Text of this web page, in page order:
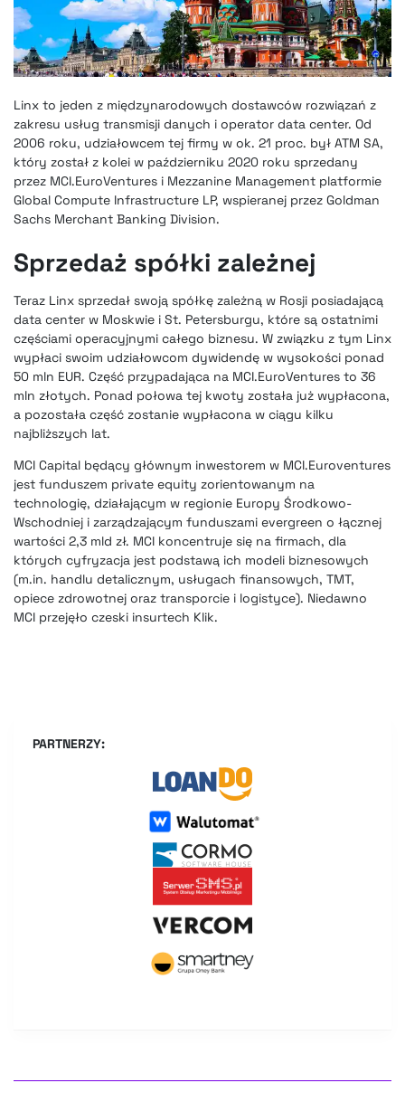
Linx to jeden z międzynarodowych dostawców rozwiązań z
zakresu usług transmisji danych i operator data center. Od
2006 roku, udziałowcem tej firmy w ok. 21 proc. był ATM SA,
który został z kolei w październiku 2020 roku sprzedany
przez MCI.EuroVentures i Mezzanine Management platformie
Global Compute Infrastructure LP, wspieranej przez Goldman
Sachs Merchant Banking Division.
Sprzedaż spółki zależnej
Teraz Linx sprzedał swoją spółkę zależną w Rosji posiadającą
data center w Moskwie i St. Petersburgu, które są ostatnimi
częściami operacyjnymi całego biznesu. W związku z tym Linx
wypłaci swoim udziałowcom dywidendę w wysokości ponad
50 mln EUR. Część przypadająca na MCI.EuroVentures to 36
mln złotych. Ponad połowa tej kwoty została już wypłacona,
a pozostała część zostanie wypłacona w ciągu kilku
najbliższych lat.
MCI Capital będący głównym inwestorem w MCI.Euroventures
jest funduszem private equity zorientowanym na
technologię, działającym w regionie Europy Środkowo-
Wschodniej i zarządzającym funduszami evergreen o łącznej
wartości 2,3 mld zł. MCI koncentruje się na firmach, dla
których cyfryzacja jest podstawą ich modeli biznesowych
(m.in. handlu detalicznym, usługach finansowych, TMT,
opiece zdrowotnej oraz transporcie i logistyce). Niedawno
MCI przejęło czeski insurtech Klik.
PARTNERZY: